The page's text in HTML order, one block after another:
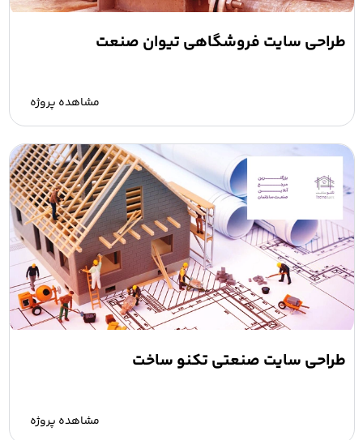
طراحی سایت فروشگاهی تیوان صنعت
مشاهده پروژه
طراحی سایت صنعتی تکنو ساخت
مشاهده پروژه